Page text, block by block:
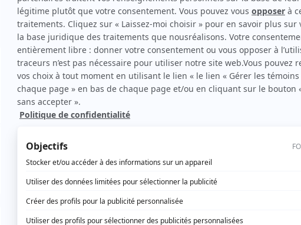
2001, Richard Therrien carbure à son petit écran. Celui qu’on surnomme parfois
TV Hebdo de 1996 à 2001. Sa spécialité: la télé québécoise. On peut l’entendre régulièrement